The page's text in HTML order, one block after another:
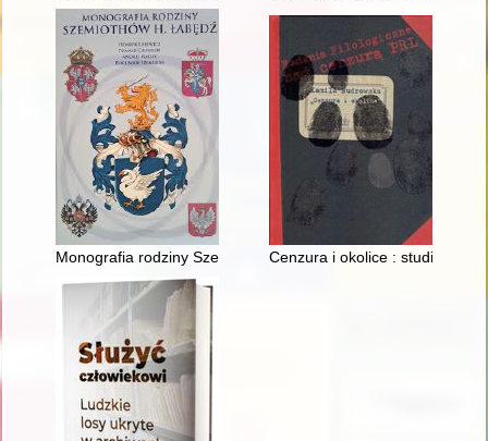
Monografia rodziny Szemiothów (Szemetów, Szemiotów)
Cenzura i okolice : studia o